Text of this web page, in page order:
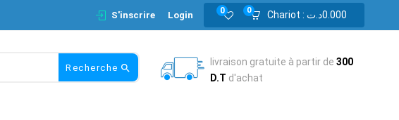
Chariot : 0.000د.ت 0
0
S'inscrire Login
Recherche livraison gratuite à partir de 300
D.T d'achat